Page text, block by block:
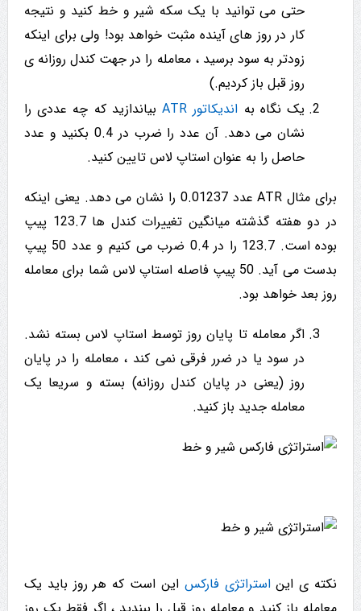
حتی می توانید با یک سکه شیر و خط کنید و نتیجه
کار در روز های آینده مثبت خواهد بود! ولی برای اینکه
زودتر به سود برسید ، معامله را در جهت کندل روزانه ی
روز قبل باز کردیم.)
یک نگاه به اندیکاتور ATR
بیاندازید که چه عددی را
نشان می دهد. آن عدد را ضرب در 0.4 بکنید و عدد
حاصل را به عنوان استاپ لاس تایین کنید.
برای مثال ATR عدد 0.01237 را نشان می دهد. یعنی اینکه
در دو هفته گذشته میانگین تغییرات کندل ها 123.7 پیپ
بوده است. 123.7 را در 0.4 ضرب می کنیم و عدد 50 پیپ
بدست می آید. 50 پیپ فاصله استاپ لاس شما برای معامله
روز بعد خواهد بود.
اگر معامله تا پایان روز توسط استاپ لاس بسته نشد.
در سود یا در ضرر فرقی نمی کند ، معامله را در پایان
روز (یعنی در پایان کندل روزانه) بسته و سریعا یک
معامله جدید باز کنید.
نکته ی ایناستراتژی فارکس این است که هر روز باید یک